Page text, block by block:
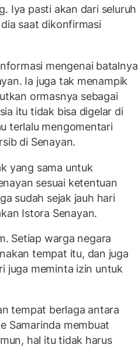
Iya pasti akan dari seluruh
saat dikonfirmasi
mengenai batalnya
Ia juga tak menampik
ormasnya sebagai
itu tidak bisa digelar di
terlalu mengomentari
di Senayan.
yang sama untuk
sesuai ketentuan
sudah sejak jauh hari
Istora Senayan.
Setiap warga negara
tempat itu, dan juga
juga meminta izin untuk
tempat berlaga antara
Samarinda membuat
hal itu tidak harus